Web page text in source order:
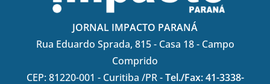
JORNAL IMPACTO PARANÁ
Rua Eduardo Sprada, 815 - Casa 18 - Campo
Comprido
CEP: 81220-001 - Curitiba /PR -Tel./Fax: 41-3338-